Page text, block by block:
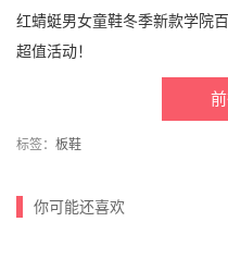
红蜻蜓男女童鞋冬季新款学院
超值活动！
标签： 板鞋
你可能还喜欢